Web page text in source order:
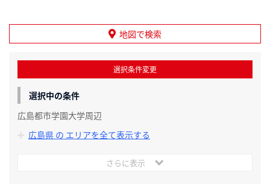
地図で検索
選択条件変更
選択中の条件
広島都市学園大学周辺
広島県 の エリアを全て表示する
さらに表示